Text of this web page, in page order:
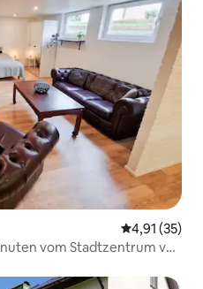
4,91 (35)
vom Stadtzentrum von